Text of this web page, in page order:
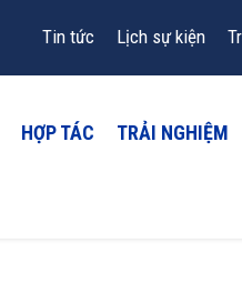
Tin tức Lịch sự kiện
HỢP TÁC TRẢI NGHIỆM